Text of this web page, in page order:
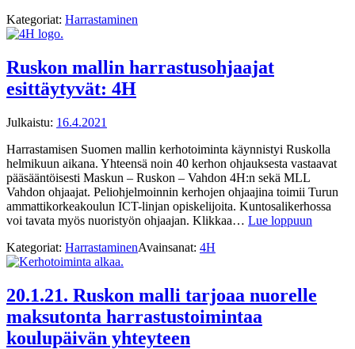
Kategoriat: Harrastaminen
Ruskon mallin harrastusohjaajat
esittäytyvät: 4H
Julkaistu: 16.4.2021
Harrastamisen Suomen mallin kerhotoiminta käynnistyi Ruskolla
helmikuun aikana. Yhteensä noin 40 kerhon ohjauksesta vastaavat
pääsääntöisesti Maskun – Ruskon – Vahdon 4H:n sekä MLL
Vahdon ohjaajat. Peliohjelmoinnin kerhojen ohjaajina toimii Turun
ammattikorkeakoulun ICT-linjan opiskelijoita. Kuntosalikerhossa
voi tavata myös nuoristyön ohjaajan. Klikkaa… Lue loppuun
Kategoriat: HarrastaminenAvainsanat: 4H
20.1.21. Ruskon malli tarjoaa nuorelle
maksutonta harrastustoimintaa
koulupäivän yhteyteen